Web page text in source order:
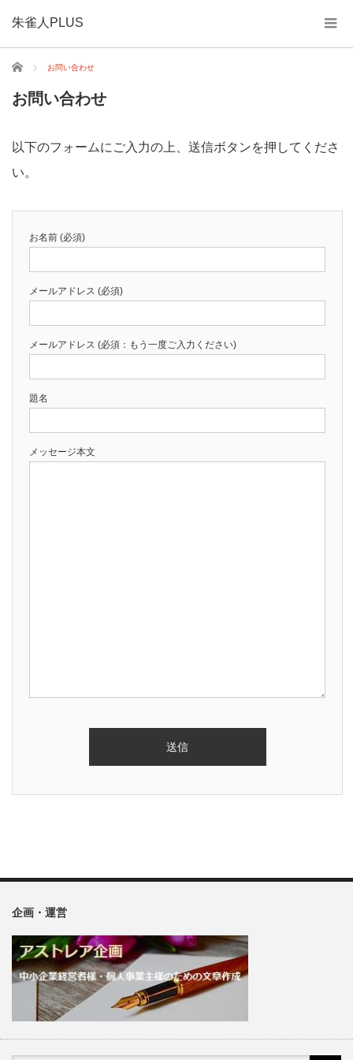
朱雀人PLUS
ホーム お問い合わせ
お問い合わせ
以下のフォームにご入力の上、送信ボタンを押してくださ
い。
お名前 (必須)
メールアドレス (必須)
メールアドレス (必須：もう一度ご入力ください)
題名
メッセージ本文
企画・運営